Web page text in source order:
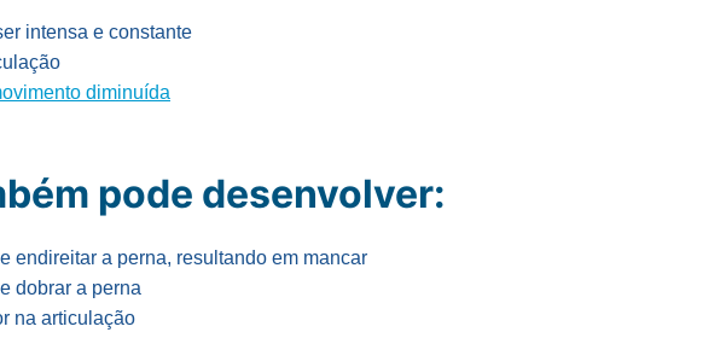
intensa e constante
diminuída
pode desenvolver:
endireitar a perna, resultando em mancar
dobrar a perna
na articulação